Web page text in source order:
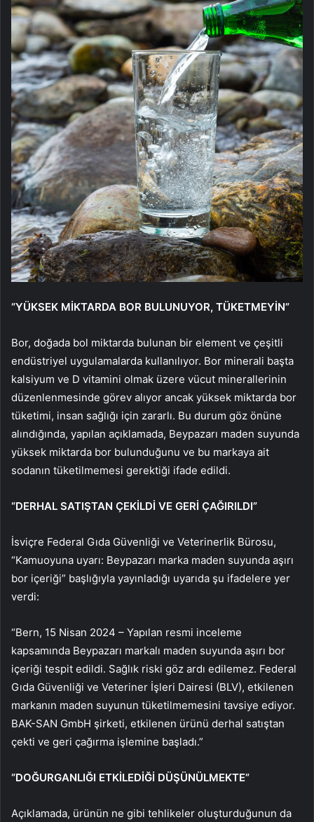
“YÜKSEK MİKTARDA BOR BULUNUYOR, TÜKETMEYİN”
Bor, doğada bol miktarda bulunan bir element ve çeşitli
endüstriyel uygulamalarda kullanılıyor. Bor minerali başta
kalsiyum ve D vitamini olmak üzere vücut minerallerinin
düzenlenmesinde görev alıyor ancak yüksek miktarda bor
tüketimi, insan sağlığı için zararlı. Bu durum göz önüne
alındığında, yapılan açıklamada, Beypazarı maden suyunda
yüksek miktarda bor bulunduğunu ve bu markaya ait
sodanın tüketilmemesi gerektiği ifade edildi.
“DERHAL SATIŞTAN ÇEKİLDİ VE GERİ ÇAĞIRILDI”
İsviçre Federal Gıda Güvenliği ve Veterinerlik Bürosu,
“Kamuoyuna uyarı: Beypazarı marka maden suyunda aşırı
bor içeriği” başlığıyla yayınladığı uyarıda şu ifadelere yer
verdi:
“Bern, 15 Nisan 2024 – Yapılan resmi inceleme
kapsamında Beypazarı markalı maden suyunda aşırı bor
içeriği tespit edildi. Sağlık riski göz ardı edilemez. Federal
Gıda Güvenliği ve Veteriner İşleri Dairesi (BLV), etkilenen
markanın maden suyunun tüketilmemesini tavsiye ediyor.
BAK-SAN GmbH şirketi, etkilenen ürünü derhal satıştan
çekti ve geri çağırma işlemine başladı.”
“DOĞURGANLIĞI ETKİLEDİĞİ DÜŞÜNÜLMEKTE”
Açıklamada, ürünün ne gibi tehlikeler oluşturduğunun da